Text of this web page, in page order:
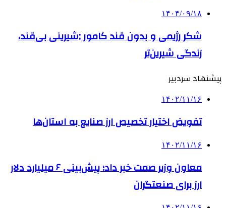
۱۴۰۴/۰۹/۱۸
شکر رژیمی و بدون قند کامور ;شیرینی بی‌قند،
زندگی شیرین‌تر
پیشنهاد سردبیر
۱۴۰۲/۱۱/۱۶
تفویض اختیار تخصیص ارز صنایع به استان‌ها
۱۴۰۲/۱۱/۱۶
معاون وزیر صمت خبر داد؛ پیش‌بینی ۶ میلیارد دلار
ارز برای صنعتگران